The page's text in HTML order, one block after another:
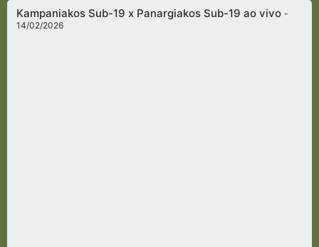
Kampaniakos Sub-19 x Panargiakos Sub-19 ao vivo-
14/02/2026